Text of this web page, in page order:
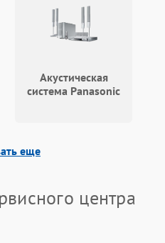
Акустическая
система Panasonic
еще
центра